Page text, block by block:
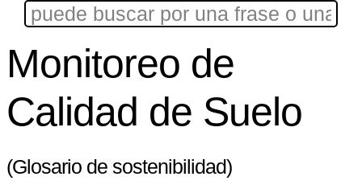
Monitoreo de
Calidad de Suelo
(Glosario de sostenibilidad)